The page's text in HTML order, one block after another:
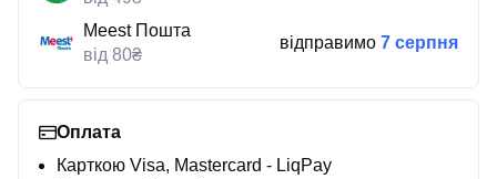
Meest Пошта
від 80₴
відправимо 7 серпня
Оплата
Карткою Visa, Mastercard - LiqPay